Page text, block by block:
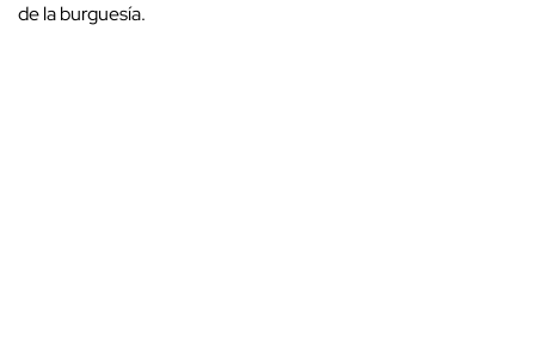
de la burguesía.